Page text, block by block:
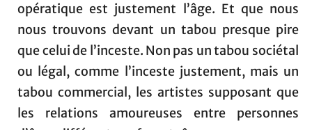
opératique est justement l’âge. Et que nous
nous trouvons devant un tabou presque pire
que celui de l’inceste. Non pas un tabou sociétal
ou légal, comme l’inceste justement, mais un
tabou commercial, les artistes supposant que
les relations amoureuses entre personnes